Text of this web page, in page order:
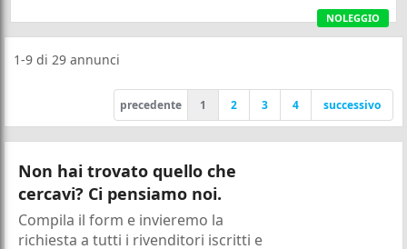
NOLEGGIO
1-9 di 29annunci
precedente 1 2 3 4 successivo
Non hai trovato quello che
cercavi? Ci pensiamo noi.
Compila il form e invieremo la
richiesta a tutti i rivenditori iscritti e